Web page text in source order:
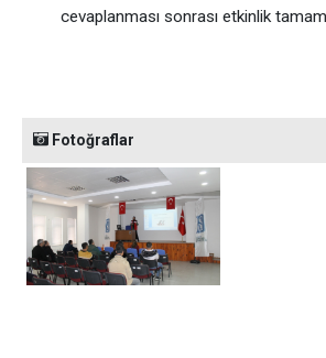
cevaplanması sonrası etkinlik
Fotoğraflar